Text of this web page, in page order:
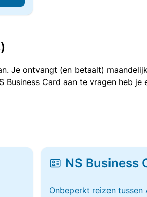
Je ontvangt (en betaalt)
Card aan te vragen heb je
NS Business
Onbeperkt reizen tussen